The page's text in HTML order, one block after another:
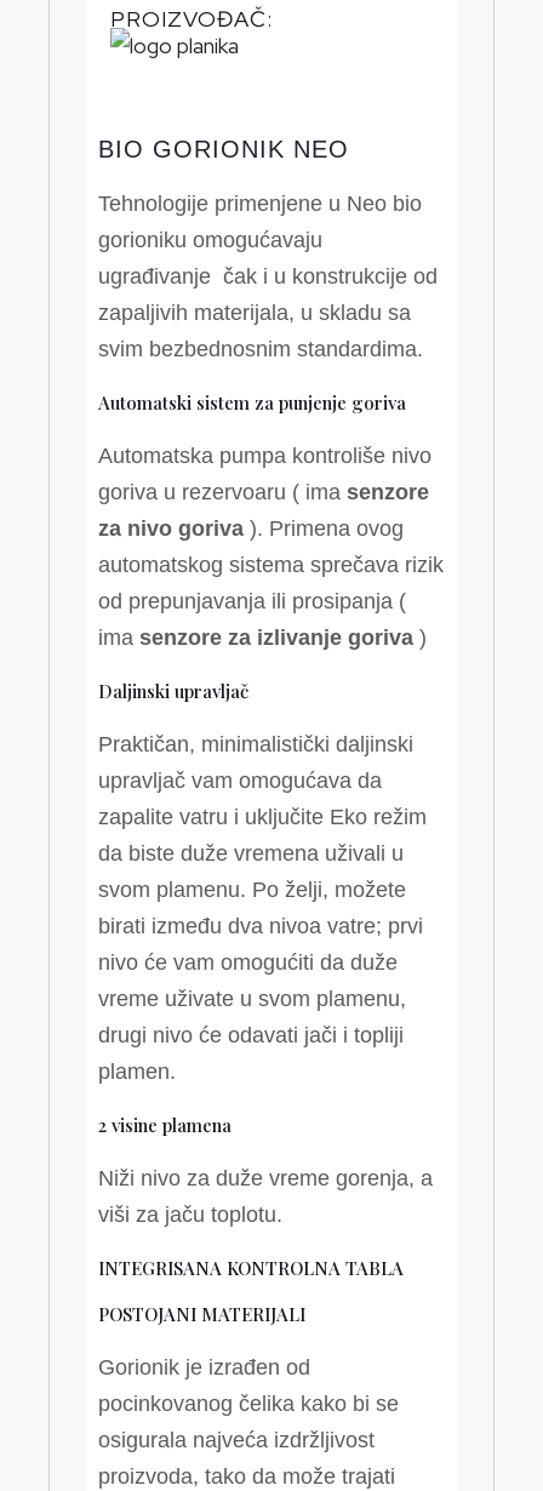
PROIZVOĐAČ:
BIO GORIONIK NEO
Tehnologije primenjene u Neo bio
gorioniku omogućavaju
ugrađivanje čak i u konstrukcije od
zapaljivih materijala, u skladu sa
svim bezbednosnim standardima.
Automatski sistem za punjenje goriva
Automatska pumpa kontroliše nivo
goriva u rezervoaru ( imasenzore
za nivo goriva). Primena ovog
automatskog sistema sprečava rizik
od prepunjavanja ili prosipanja (
imasenzore za izlivanje goriva)
Daljinski upravljač
Praktičan, minimalistički daljinski
upravljač vam omogućava da
zapalite vatru i uključite Eko režim
da biste duže vremena uživali u
svom plamenu. Po želji, možete
birati između dva nivoa vatre; prvi
nivo će vam omogućiti da duže
vreme uživate u svom plamenu,
drugi nivo će odavati jači i topliji
plamen.
2 visine plamena
Niži nivo za duže vreme gorenja, a
viši za jaču toplotu.
INTEGRISANA KONTROLNA TABLA
POSTOJANI MATERIJALI
Gorionik je izrađen od
pocinkovanog čelika kako bi se
osigurala najveća izdržljivost
proizvoda, tako da može trajati